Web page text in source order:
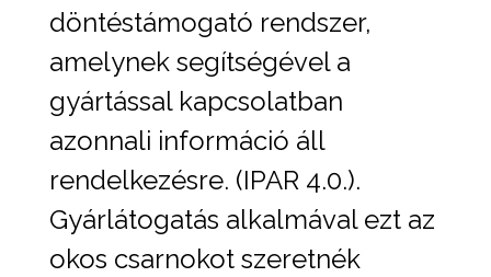
döntéstámogató rendszer,
amelynek segítségével a
gyártással kapcsolatban
azonnali információ áll
rendelkezésre. (IPAR 4.0.).
Gyárlátogatás alkalmával ezt az
okos csarnokot szeretnék